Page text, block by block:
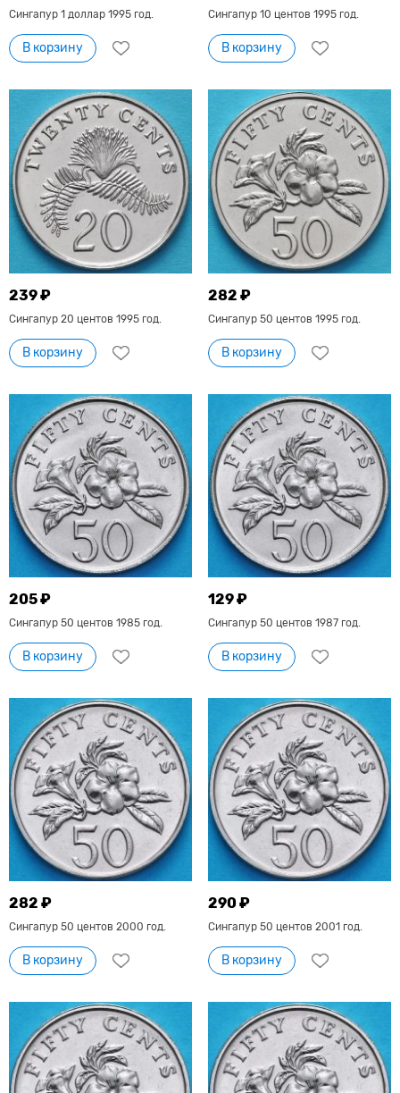
Сингапур 1 доллар 1995 год.
В корзину
Сингапур 10 центов 1995 год.
В корзину
239 ₽
Сингапур 20 центов 1995 год.
В корзину
282 ₽
Сингапур 50 центов 1995 год.
В корзину
205 ₽
Сингапур 50 центов 1985 год.
В корзину
129 ₽
Сингапур 50 центов 1987 год.
В корзину
282 ₽
Сингапур 50 центов 2000 год.
В корзину
290 ₽
Сингапур 50 центов 2001 год.
В корзину